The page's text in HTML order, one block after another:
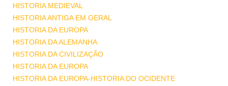
HISTORIA MEDIEVAL
HISTORIA ANTIGA EM GERAL
HISTORIA DA EUROPA
HISTORIA DA ALEMANHA
HISTORIA DA CIVILIZAÇÃO
HISTORIA DA EUROPA
HISTORIA DA EUROPA-HISTORIA DO OCIDENTE